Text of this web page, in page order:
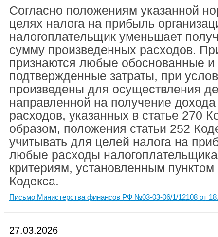
Согласно положениям указанной
целях налога на прибыль
налогоплательщик уменьшает
сумму произведенных расходов.
признаются любые обоснованные и
подтвержденные затраты, при
произведены для осуществления
направленной на получение
расходов, указанных в статье 270
образом, положения статьи 252
учитывать для целей налога на
любые расходы
критериям, установленным пунктом
Кодекса.
Письмо Министерства финансов РФ №03-03-06/1/12108 от
27.03.2026